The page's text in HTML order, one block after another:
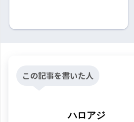
この記事を書いた人
ハロアジ